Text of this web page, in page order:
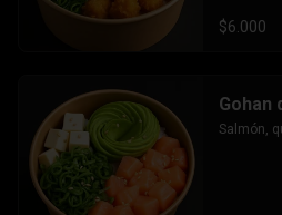
$6.000
Gohan
Salmón,